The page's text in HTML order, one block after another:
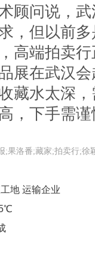
顾问说，
，但以前
高端拍卖
展在武汉
藏水太深
，下手需
;果洛番;藏家;拍卖行;徐
地 运输企业